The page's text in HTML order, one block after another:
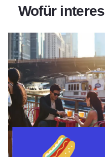
Wofür
Essen &